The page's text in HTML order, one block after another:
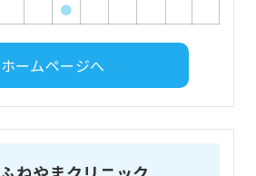
●
ホームページへ